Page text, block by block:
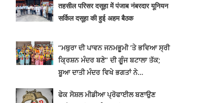
तहसील परिसर दसूहा में पंजाब नंबरदार यूनियन
सर्किल दसूहा की हुई अहम बैठक
“ਮਥੁਰਾ ਦੀ ਪਾਵਨ ਜਨਮਭੂਮੀ ’ਤੇ ਭਵਿਆ ਸ੍ਰੀ
ਕ੍ਰਿਸ਼ਨ ਮੰਦਰ ਬਣੇ” ਦੀ ਗੂੰਜ ਬਟਾਲਾ ਤੱਕ;
ਬੂਆ ਦਾਤੀ ਮੰਦਰ ਵਿਖੇ ਭਗਤਾਂ ਨੇ…
ਫੇਕ ਸੋਸ਼ਲ ਮੀਡੀਆ ਪ੍ਰੋਫਾਈਲ ਬਣਾਉਣ